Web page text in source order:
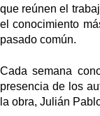
que reúnen el
el conocimiento
pasado común.
Cada semana
presencia de los
la obra, Julián